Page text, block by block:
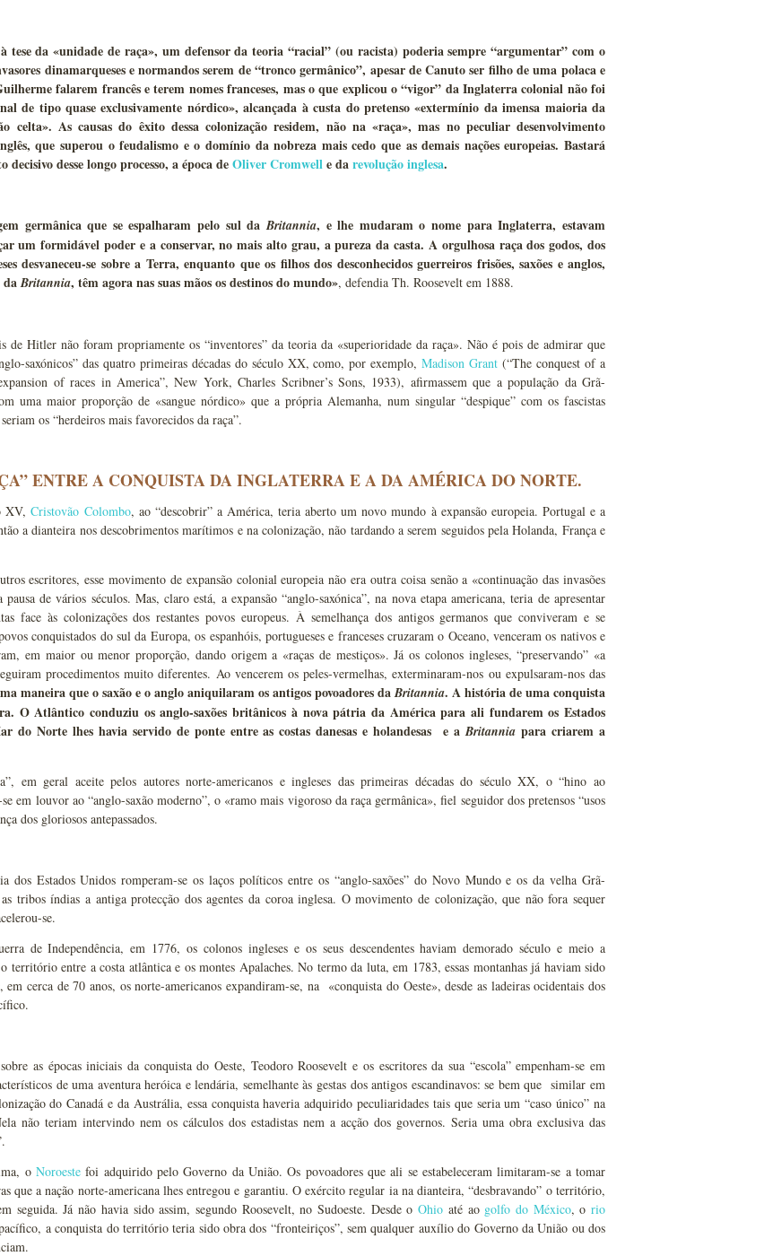
tese da «unidade de raça», um defensor da teoria “racial” (ou racista) poderia sempre “argumentar” com o
dinamarqueses e normandos serem de “tronco germânico”, apesar de Canuto ser filho de uma polaca e
falarem francês e terem nomes franceses, mas o que explicou o “vigor” da Inglaterra colonial não foi
de tipo quase exclusivamente nórdico», alcançada à custa do pretenso «extermínio da imensa maioria da
celta». As causas do êxito dessa colonização residem, não na «raça», mas no peculiar desenvolvimento
que superou o feudalismo e o domínio da nobreza mais cedo que as demais nações europeias. Bastará
desse longo processo, a época deOliver Cromwelle darevolução inglesa.
germânica que se espalharam pelo sul daBritannia, e lhe mudaram o nome para Inglaterra, estavam
um formidável poder e a conservar, no mais alto grau, a pureza da casta. A orgulhosa raça dos godos, dos
desvaneceu-se sobre a Terra, enquanto que os filhos dos desconhecidos guerreiros frisões, saxões e anglos,
daBritannia, têm agora nas suas mãos os destinos do mundo», defendia Th. Roosevelt em 1888.
de Hitler não foram propriamente os “inventores” da teoria da «superioridade da raça». Não é pois de admirar que
saxónicos” das quatro primeiras décadas do século XX, como, por exemplo,Madison Grant (“The conquest of a
of races in America”, New York, Charles Scribner’s Sons, 1933), afirmassem que a população da Grã-
uma maior proporção de «sangue nórdico» que a própria Alemanha, num singular “despique” com os fascistas
os “herdeiros mais favorecidos da raça”.
ENTRE A CONQUISTA DA INGLATERRA E A DA AMÉRICA DO NORTE.
XV,Cristovão Colombo, ao “descobrir” a América, teria aberto um novo mundo à expansão europeia. Portugal e a
a dianteira nos descobrimentos marítimos e na colonização, não tardando a serem seguidos pela Holanda, França e
escritores, esse movimento de expansão colonial europeia não era outra coisa senão a «continuação das invasões
pausa de vários séculos. Mas, claro está, a expansão “anglo-saxónica”, na nova etapa americana, teria de apresentar
face às colonizações dos restantes povos europeus. À semelhança dos antigos germanos que conviveram e se
conquistados do sul da Europa, os espanhóis, portugueses e franceses cruzaram o Oceano, venceram os nativos e
em maior ou menor proporção, dando origem a «raças de mestiços». Já os colonos ingleses, “preservando” «a
procedimentos muito diferentes. Ao vencerem os peles-vermelhas, exterminaram-nos ou expulsaram-nos das
maneira que o saxão e o anglo aniquilaram os antigos povoadores daBritannia. A história de uma conquista
O Atlântico conduziu os anglo-saxões britânicos à nova pátria da América para ali fundarem os Estados
do Norte lhes havia servido de ponte entre as costas danesas e holandesas e aBritannia para criarem a
em geral aceite pelos autores norte-americanos e ingleses das primeiras décadas do século XX, o “hino ao
em louvor ao “anglo-saxão moderno”, o «ramo mais vigoroso da raça germânica», fiel seguidor dos pretensos “usos
dos gloriosos antepassados.
dos Estados Unidos romperam-se os laços políticos entre os “anglo-saxões” do Novo Mundo e os da velha Grã-
tribos índias a antiga protecção dos agentes da coroa inglesa. O movimento de colonização, que não fora sequer
se.
de Independência, em 1776, os colonos ingleses e os seus descendentes haviam demorado século e meio a
território entre a costa atlântica e os montes Apalaches. No termo da luta, em 1783, essas montanhas já haviam sido
em cerca de 70 anos, os norte-americanos expandiram-se, na «conquista do Oeste», desde as ladeiras ocidentais dos
as épocas iniciais da conquista do Oeste, Teodoro Roosevelt e os escritores da sua “escola” empenham-se em
de uma aventura heróica e lendária, semelhante às gestas dos antigos escandinavos: se bem que similar em
do Canadá e da Austrália, essa conquista haveria adquirido peculiaridades tais que seria um “caso único” na
não teriam intervindo nem os cálculos dos estadistas nem a acção dos governos. Seria uma obra exclusiva das
oNoroeste foi adquirido pelo Governo da União. Os povoadores que ali se estabeleceram limitaram-se a tomar
que a nação norte-americana lhes entregou e garantiu. O exército regular ia na dianteira, “desbravando” o território,
seguida. Já não havia sido assim, segundo Roosevelt, no Sudoeste. Desde oOhio até ao golfo do México, orio
a conquista do território teria sido obra dos “fronteiriços”, sem qualquer auxílio do Governo da União ou dos